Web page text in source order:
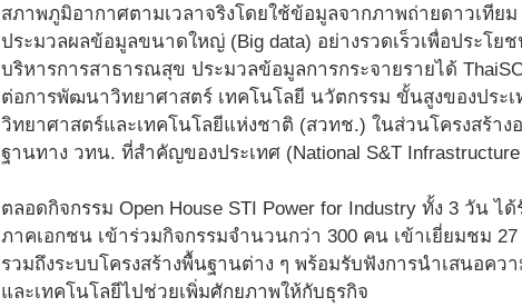
สภาพภูมิอากาศตามเวลาจริงโดยใช้ข้อมูลจากภาพถ่ายดาวเที
ประมวลผลข้อมูลขนาดใหญ่ (Big data) อย่างรวดเร็วเพื่อประโย
บริหารการสาธารณสุข ประมวลข้อมูลการกระจายรายได้
ต่อการพัฒนาวิทยาศาสตร์ เทคโนโลยี นวัตกรรม ขั้นสูงของปร
วิทยาศาสตร์และเทคโนโลยีแห่งชาติ (สวทช.) ในส่วนโครงสร้า
ฐานทาง วทน. ที่สำคัญของประเทศ (National S&T Infrastructure
ตลอดกิจกรรม Open House STI Power for Industry ทั้ง 3 วัน
ภาคเอกชน เข้าร่วมกิจกรรมจำนวนกว่า 300 คน เข้าเยี่ยมชม
รวมถึงระบบโครงสร้างพื้นฐานต่าง ๆ พร้อมรับฟังการนำเสนอค
และเทคโนโลยีไปช่วยเพิ่มศักยภาพให้กับธุรกิจ